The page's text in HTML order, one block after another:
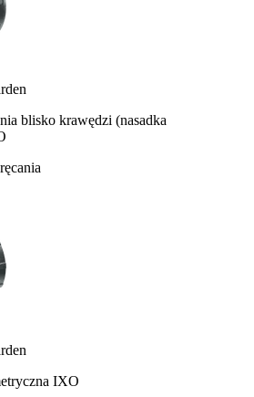
blisko krawędzi (nasadka
IXO